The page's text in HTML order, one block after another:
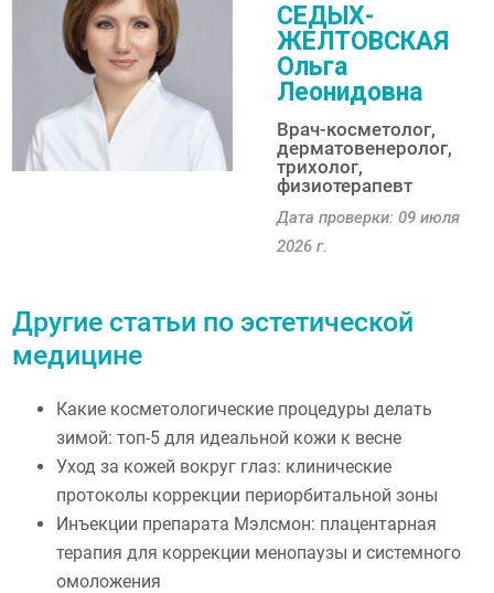
СЕДЫХ-
ЖЕЛТОВСКАЯ
Ольга
Леонидовна
Врач-косметолог,
дерматовенеролог,
трихолог,
физиотерапевт
Дата проверки: 09 июля
2026 г.
Другие статьи по эстетической
медицине
Какие косметологические процедуры делать
зимой: топ-5 для идеальной кожи к весне
Уход за кожей вокруг глаз: клинические
протоколы коррекции периорбитальной зоны
Инъекции препарата Мэлсмон: плацентарная
терапия для коррекции менопаузы и системного
омоложения